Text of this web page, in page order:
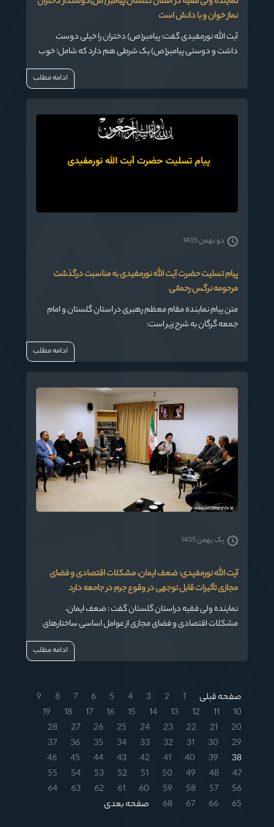
نماز خوان و با دانش است
آیت الله نورمفیدی گفت: پیامبر(ص) دختران را خیلی دوست
داشت و دوستی پیامبر(ص) یک شرطی هم دارد که شامل؛ خوب
درس خواندن، اقامه نماز اول وقت و رعایت حجاب است.
ادامه مطلب
پیام تسلیت حضرت آیت الله نورمفیدی به مناسبت درگذشت
مرحومه نرگس رحمانی
متن پیام نماینده مقام معظم رهبری در استان گلستان و امام
جمعه گرگان به شرح زیر است:
دو بهمن 1405
ادامه مطلب
آیت الله نورمفیدی: ضعف ایمان، مشکلات اقتصادی و فضای
مجازی تأثیرات قابل توجهی در وقوع جرم در جامعه دارد
نماینده ولی فقیه دراستان گلستان گفت : ضعف ایمان،
مشکلات اقتصادی و فضای مجازی از عوامل اساسی ساختارهای
یک بهمن 1405
ادامه مطلب
صفحه قبلی 1
2
3
4
5
6
7
8
9
10
11
12
13
14
15
16
17
18
19
20
21
22
23
24
25
26
27
28
29
30
31
32
33
34
35
36
37
38
39
40
41
42
43
44
45
46
47
48
49
50
51
52
53
54
55
56
57
58
59
60
61
62
63
64
65
66
67
68 صفحه بعدی